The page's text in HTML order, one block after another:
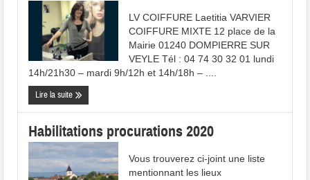
LV COIFFURE Laetitia VARVIER
COIFFURE MIXTE 12 place de la
Mairie 01240 DOMPIERRE SUR
VEYLE Tél : 04 74 30 32 01 lundi
14h/21h30 – mardi 9h/12h et 14h/18h – ....
Lire la suite
Habilitations procurations 2020
Vous trouverez ci-joint une liste
mentionnant les lieux